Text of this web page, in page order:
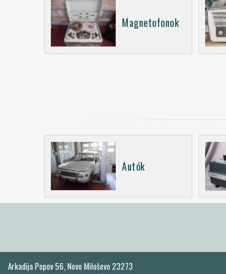
Magnetofonok
Autók
Arkadija Popov 56, Novo Miloševo 23273